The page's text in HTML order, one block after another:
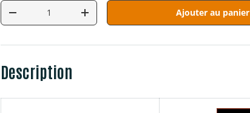
Qté
Diminuer la quantitéAugmenter la quantitéAjouter au panier
Description